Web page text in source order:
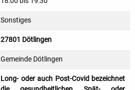
Sonstiges
27801 Dötlingen
Gemeinde Dötlingen
Long- oder auch Post-Covid bezeichnet